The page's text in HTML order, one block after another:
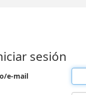
sesión
e-mail